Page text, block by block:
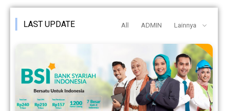
LAST UPDATE All ADMIN Lainnya